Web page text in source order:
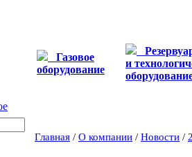
Газовое
оборудование
и
Главная / О компании / Новости /